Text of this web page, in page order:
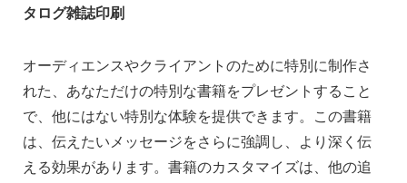
タログ雑誌印刷
オーディエンスやクライアントのために特別に制作さ
れた、あなただけの特別な書籍をプレゼントすること
で、他にはない特別な体験を提供できます。この書籍
は、伝えたいメッセージをさらに強調し、より深く伝
える効果があります。書籍のカスタマイズは、他の追